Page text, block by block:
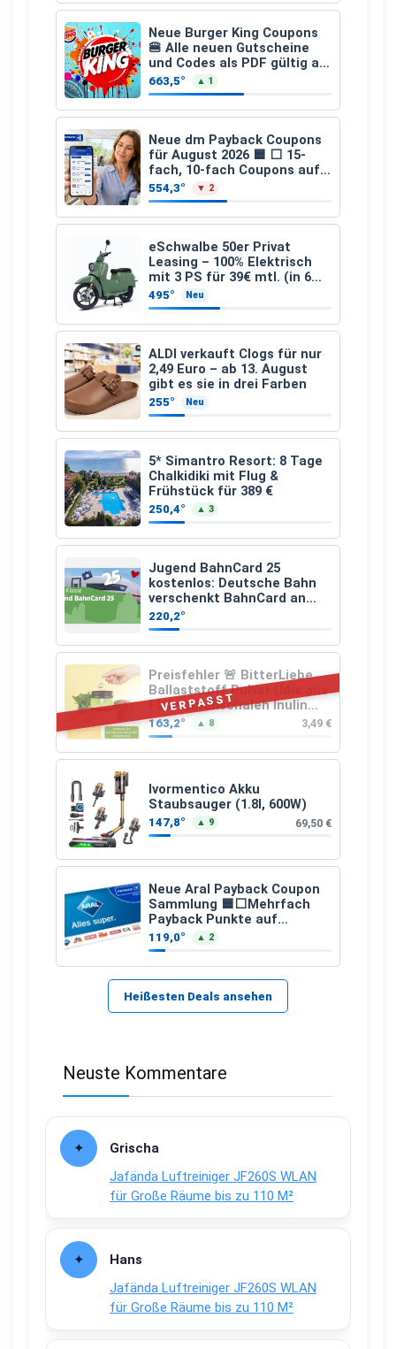
Neue Burger King Coupons
🍔 Alle neuen Gutscheine
und Codes als PDF gültig ab
25.07.2026 bis 04.09.2026
663,5° ▲ 1
Neue dm Payback Coupons
für August 2026 🟦 ⬜ 15-
fach, 10-fach Coupons auf
den gesamten Einkauf ab 2
€
554,3° ▼ 2
eSchwalbe 50er Privat
Leasing – 100% Elektrisch
mit 3 PS für 39€ mtl. (in 6
schicken Farben LF: 0.43, 36
Monate, Bereitstellung:
159,00 €, 2.500 km/Jahr)
495° Neu
ALDI verkauft Clogs für nur
2,49 Euro – ab 13. August
gibt es sie in drei Farben
255° Neu
5* Simantro Resort: 8 Tage
Chalkidiki mit Flug &
Frühstück für 389 €
250,4° ▲ 3
Jugend BahnCard 25
kostenlos: Deutsche Bahn
verschenkt BahnCard an
Kinder und Jugendliche
220,2°
VERPASST
Preisfehler 🚨 BitterLiebe
Ballaststoff Pulver (Mix aus
Flohsamenschalen Inulin
(Präbiotika) Leinsamen &
Apfelfaser)
163,2° ▲ 8 3,49 €
Ivormentico Akku
Staubsauger (1.8l, 600W)
147,8° ▲ 9 69,50 €
Neue Aral Payback Coupon
Sammlung 🟦⬜Mehrfach
Payback Punkte auf
Kraftstoffe und Erdgas
119,0° ▲ 2
Heißesten Deals ansehen
Neuste Kommentare
Grischa
Jafända Luftreiniger JF260S WLAN
für Große Räume bis zu 110 M²
Hans
Jafända Luftreiniger JF260S WLAN
für Große Räume bis zu 110 M²